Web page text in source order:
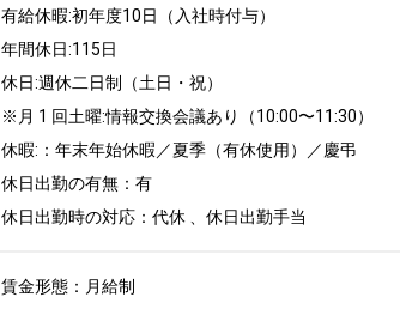
有給休暇:初年度10日（入社時付与）
年間休日:115日
休日:週休二日制（土日・祝）
※月 1 回土曜:情報交換会議あり（10:00〜11:30）
休暇:：年末年始休暇／夏季（有休使用）／慶弔
休日出勤の有無：有
休日出勤時の対応：代休 、休日出勤手当
賃金形態：月給制